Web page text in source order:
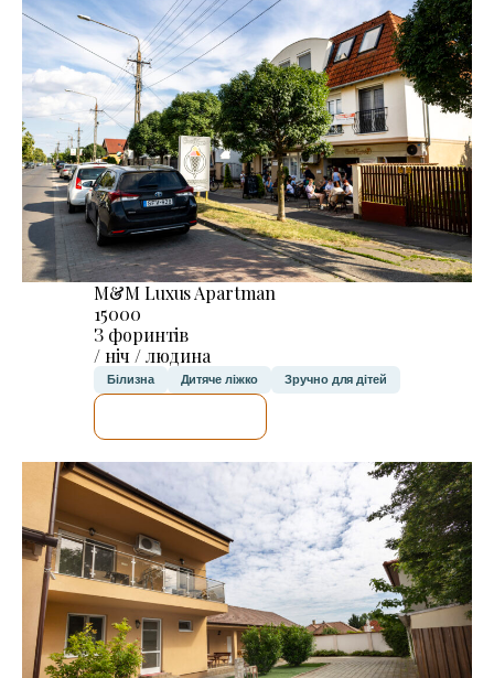
M&M Luxus Apartman
15000
З форинтів
/ ніч / людина
Білизна Дитяче ліжко Зручно для дітей